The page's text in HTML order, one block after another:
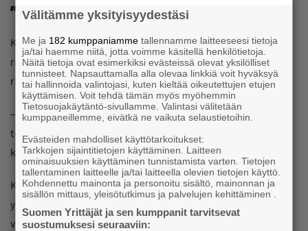
”Saa käyttää luovuutta”
Klingan yrityksen haasteet ovat samoja kuin monilla muilla
rakennusalan yrityksillä. Yksi niistä on katteiden pitäminen
riittävällä tasolla.
– Siinä saa käyttää luovuutta. Koko ajan täytyy kehittää
toimintatapoja ja miettiä, mistä voi nipistää kuluja, yrittäjä
kertoo.
Keinot voivat olla hyvinkin arkisia. Kun asentajat liikkuvat
yrityksen kalustolla paikasta toiseen, yrityksessä
varmistetaan, että kaikki auton istuinpaikat ovat käytössä.
Välitämme yksityisyydestäsi
Me ja 182 kumppaniamme tallennamme laitteeseesi tietoja
ja/tai haemme niitä, jotta voimme käsitellä henkilötietoja.
Näitä tietoja ovat esimerkiksi evästeissä olevat yksilölliset
tunnisteet. Napsauttamalla alla olevaa linkkiä voit hyväksyä
tai hallinnoida valintojasi, kuten kieltää oikeutettujen etujen
käyttämisen. Voit tehdä tämän myös myöhemmin
Tietosuojakäytäntö-sivullamme. Valintasi välitetään
kumppaneillemme, eivätkä ne vaikuta selaustietoihin.
Evästeiden mahdolliset käyttötarkoitukset:
Tarkkojen sijaintitietojen käyttäminen. Laitteen
ominaisuuksien käyttäminen tunnistamista varten. Tietojen
tallentaminen laitteelle ja/tai laitteella olevien tietojen käyttö.
Kohdennettu mainonta ja personoitu sisältö, mainonnan ja
sisällön mittaus, yleisötutkimus ja palvelujen kehittäminen .
Suomen Yrittäjät ja sen kumppanit tarvitsevat
suostumuksesi seuraaviin: